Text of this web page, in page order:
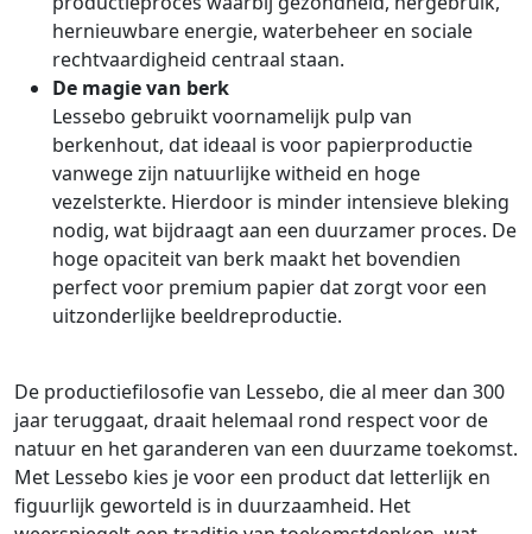
hernieuwbare energie, waterbeheer en sociale
rechtvaardigheid centraal staan.
De magie van berk
Lessebo gebruikt voornamelijk pulp van
berkenhout, dat ideaal is voor papierproductie
vanwege zijn natuurlijke witheid en hoge
vezelsterkte. Hierdoor is minder intensieve bleking
nodig, wat bijdraagt aan een duurzamer proces. De
hoge opaciteit van berk maakt het bovendien
perfect voor premium papier dat zorgt voor een
uitzonderlijke beeldreproductie.
De productiefilosofie van Lessebo, die al meer dan 300
jaar teruggaat, draait helemaal rond respect voor de
natuur en het garanderen van een duurzame toekomst.
Met Lessebo kies je voor een product dat letterlijk en
figuurlijk geworteld is in duurzaamheid. Het